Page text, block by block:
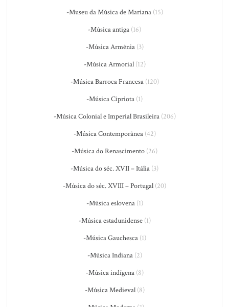
-Museu da Música de Mariana(15)
-Música antiga (16)
-Música Armênia(3)
-Música Armorial(12)
-Música Barroca Francesa(120)
-Música Cipriota (1)
-Música Colonial e Imperial Brasileira(206)
-Música Contemporânea(42)
-Música do Renascimento (26)
-Música do séc. XVII – Itália (3)
-Música do séc. XVIII – Portugal (20)
-Música eslovena(1)
-Música estadunidense(1)
-Música Gauchesca(1)
-Música Indiana(2)
-Música indígena(8)
-Música Medieval(8)